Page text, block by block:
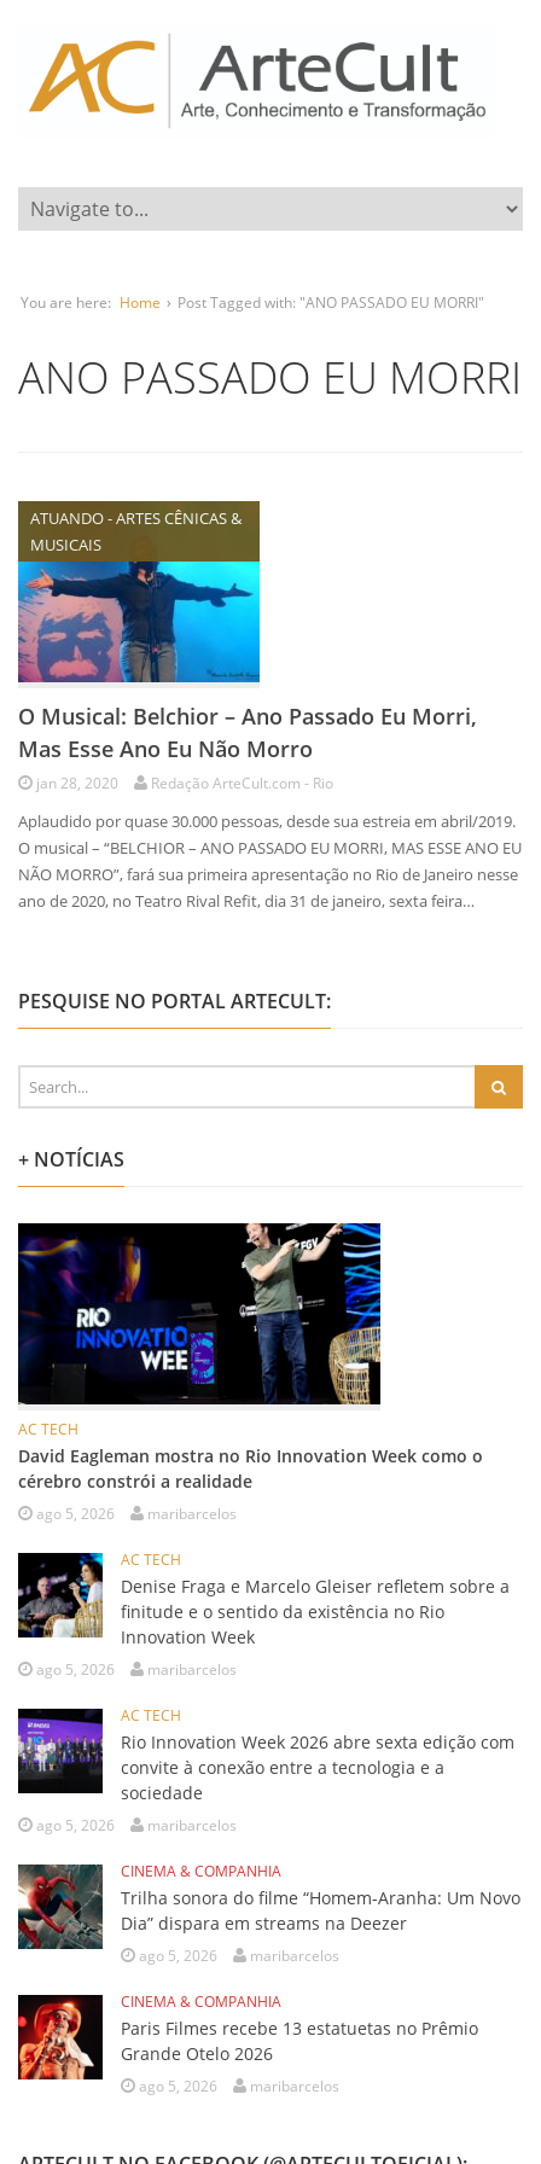
You are here: Home › Post Tagged with: "ANO PASSADO EU MORRI"
ANO PASSADO EU MORRI
ATUANDO - ARTES CÊNICAS &
MUSICAIS
O Musical: Belchior – Ano Passado Eu Morri,
Mas Esse Ano Eu Não Morro
jan 28, 2020 Redação ArteCult.com - Rio
Aplaudido por quase 30.000 pessoas, desde sua estreia em abril/2019.
O musical – “BELCHIOR – ANO PASSADO EU MORRI, MAS ESSE ANO EU
NÃO MORRO”, fará sua primeira apresentação no Rio de Janeiro nesse
ano de 2020, no Teatro Rival Refit, dia 31 de janeiro, sexta feira…
PESQUISE NO PORTAL ARTECULT:
+ NOTÍCIAS
AC TECH
David Eagleman mostra no Rio Innovation Week como o
cérebro constrói a realidade
ago 5, 2026 maribarcelos
AC TECH
Denise Fraga e Marcelo Gleiser refletem sobre a
finitude e o sentido da existência no Rio
Innovation Week
ago 5, 2026 maribarcelos
AC TECH
Rio Innovation Week 2026 abre sexta edição com
convite à conexão entre a tecnologia e a
sociedade
ago 5, 2026 maribarcelos
CINEMA & COMPANHIA
Trilha sonora do filme “Homem-Aranha: Um Novo
Dia” dispara em streams na Deezer
ago 5, 2026 maribarcelos
CINEMA & COMPANHIA
Paris Filmes recebe 13 estatuetas no Prêmio
Grande Otelo 2026
ago 5, 2026 maribarcelos